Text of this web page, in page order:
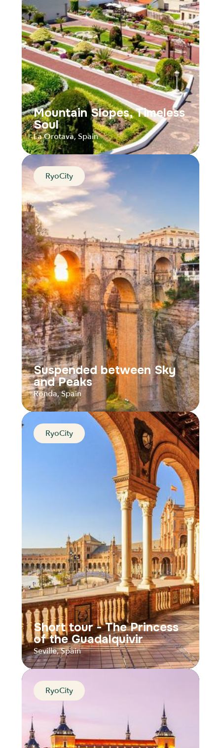
Audios Parcours
Mountain Slopes, Timeless
Soul
La Orotava, Spain
Mountain Slopes, Timeless
Soul
La Orotava, Spain
Distance
Durée
Audios Parcours
RyoCity
Suspended between Sky
and Peaks
Ronda, Spain
Suspended between Sky
Durée
Audios Parcours
RyoCity
Short tour - The Princess
of the Guadalquivir
Seville, Spain
Short tour - The Princess
of the Guadalquivir
Seville, Spain
RyoCity